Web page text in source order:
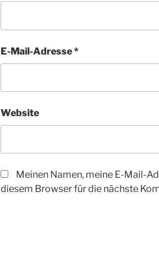
E-Mail-Adresse*
Website
Meinen Namen, meine E-Mail-
diesem Browser für die nächste